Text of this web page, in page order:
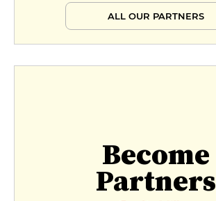
ALL OUR PARTNERS
Become
Partners